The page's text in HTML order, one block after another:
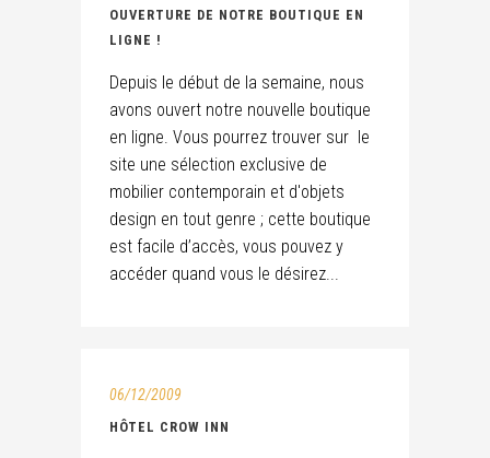
OUVERTURE DE NOTRE BOUTIQUE EN
LIGNE !
Depuis le début de la semaine, nous
avons ouvert notre nouvelle boutique
en ligne. Vous pourrez trouver sur le
site une sélection exclusive de
mobilier contemporain et d'objets
design en tout genre ; cette boutique
est facile d’accès, vous pouvez y
accéder quand vous le désirez...
06/12/2009
HÔTEL CROW INN